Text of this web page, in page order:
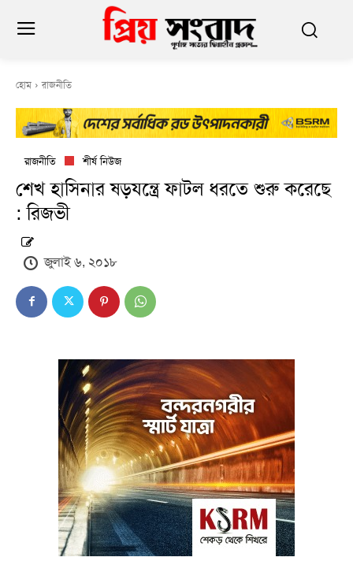
হোম রাজনীতি
রাজনীতি শীর্ষ নিউজ
শেখ হাসিনার ষড়যন্ত্রে ফাটল ধরতে শুরু করেছে
: রিজভী
জুলাই ৬, ২০১৮